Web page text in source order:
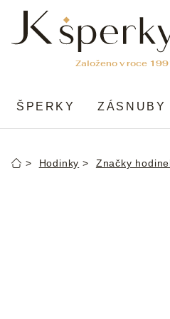
obsah
ŠPERKY ZÁSNUBY
DomůHodinky Značky